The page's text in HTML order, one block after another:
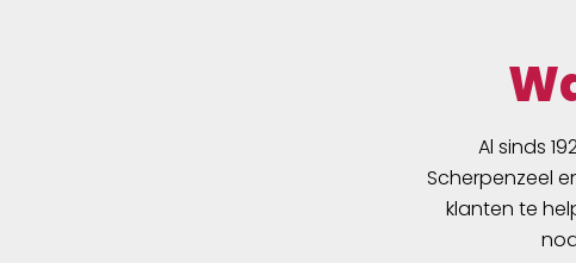
Al sinds
Scherpenzeel
klanten te